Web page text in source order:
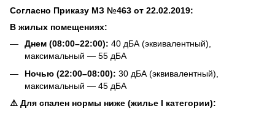
Согласно Приказу МЗ №463 от 22.02.2019:
В жилых помещениях:
Днем (08:00–22:00): 40 дБА (эквивалентный),
максимальный — 55 дБА
Ночью (22:00–08:00): 30 дБА (эквивалентный),
максимальный — 45 дБА
⚠️ Для спален нормы ниже (жилье I категории):